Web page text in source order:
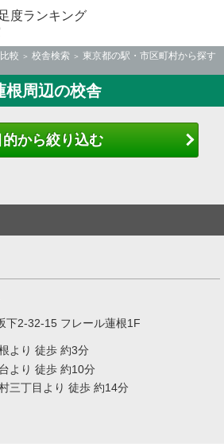
度ランキング
較 校舎検索
東京都の駅・市区町村から探す
根周辺の校舎
的から絞り込む
下2-32-15 フレール蓮根1F
より 徒歩 約3分
より 徒歩 約10分
三丁目より 徒歩 約14分